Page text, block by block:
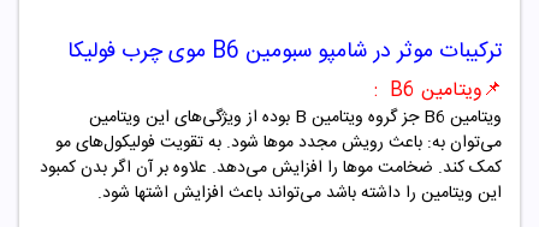
ترکیبات موثر در شامپو سبومین B6 موی چرب فولیکا
📌ویتامین B6 :
ویتامین B6 جز گروه ویتامین B بوده از ویژگی‌های این ویتامین
می‌توان به: باعث رویش مجدد موها شود. به تقویت فولیکول‌های مو
کمک کند. ضخامت موها را افزایش می‌دهد. علاوه بر آن اگر بدن کمبود
این ویتامین را داشته باشد می‌تواند باعث افزایش اشتها شود.